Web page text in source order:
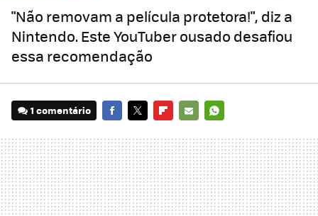
"Não removam a película protetora!", diz a
Nintendo. Este YouTuber ousado desafiou
essa recomendação
1 comentário
MAIL